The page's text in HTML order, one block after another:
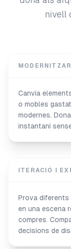
nivell
Canvia
o mobles
modernes.
instantani
ITERACIÓ I
Prova diferents
en una escena
compres.
decisions de